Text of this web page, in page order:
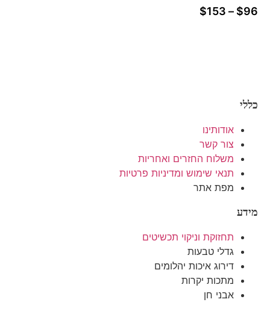
$96
–
$153
כללי
אודותינו
צור קשר
משלוח החזרים ואחריות
תנאי שימוש ומדיניות פרטיות
מפת אתר
מידע
תחזוקת וניקוי תכשיטים
גדלי טבעות
דירוג איכות יהלומים
מתכות יקרות
אבני חן